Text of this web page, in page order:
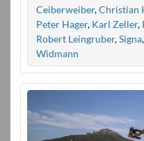
Ceiberweiber,Christian
Peter Hager, Karl Zeller,
Robert Leingruber,Signa,
Widmann